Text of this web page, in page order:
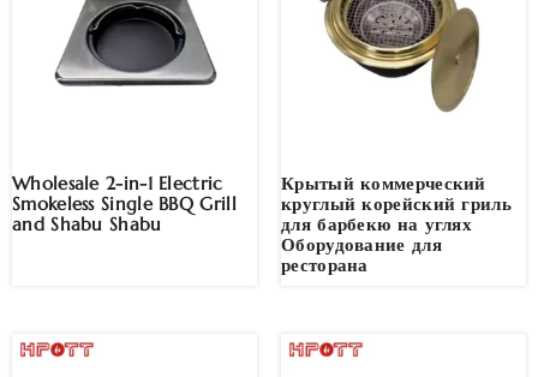
Wholesale 2-in-1 Electric
Smokeless Single BBQ Grill
and Shabu Shabu
Крытый коммерческий
круглый корейский гриль
для барбекю на углях
Оборудование для
ресторана